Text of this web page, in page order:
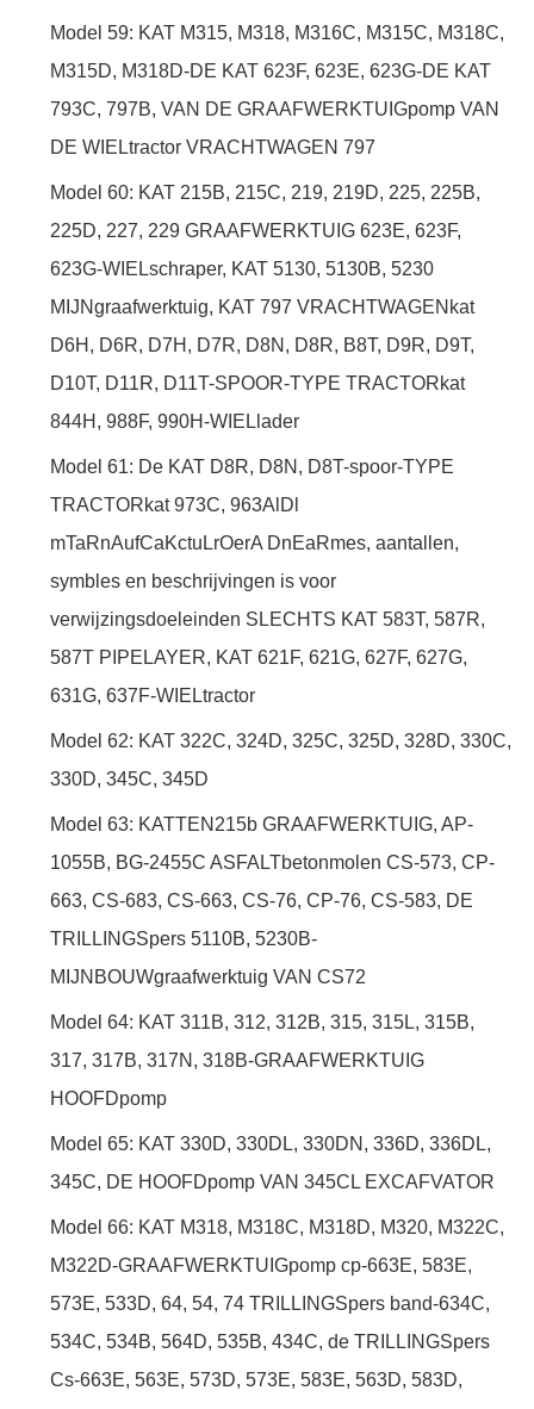
Model 59: KAT M315, M318, M316C, M315C, M318C,
M315D, M318D-DE KAT 623F, 623E, 623G-DE KAT
793C, 797B, VAN DE GRAAFWERKTUIGpomp VAN
DE WIELtractor VRACHTWAGEN 797
Model 60: KAT 215B, 215C, 219, 219D, 225, 225B,
225D, 227, 229 GRAAFWERKTUIG 623E, 623F,
623G-WIELschraper, KAT 5130, 5130B, 5230
MIJNgraafwerktuig, KAT 797 VRACHTWAGENkat
D6H, D6R, D7H, D7R, D8N, D8R, B8T, D9R, D9T,
D10T, D11R, D11T-SPOOR-TYPE TRACTORkat
844H, 988F, 990H-WIELlader
Model 61: De KAT D8R, D8N, D8T-spoor-TYPE
TRACTORkat 973C, 963AlDl
mTaRnAufCaKctuLrOerA DnEaRmes, aantallen,
symbles en beschrijvingen is voor
verwijzingsdoeleinden SLECHTS KAT 583T, 587R,
587T PIPELAYER, KAT 621F, 621G, 627F, 627G,
631G, 637F-WIELtractor
Model 62: KAT 322C, 324D, 325C, 325D, 328D, 330C,
330D, 345C, 345D
Model 63: KATTEN215b GRAAFWERKTUIG, AP-
1055B, BG-2455C ASFALTbetonmolen CS-573, CP-
663, CS-683, CS-663, CS-76, CP-76, CS-583, DE
TRILLINGSpers 5110B, 5230B-
MIJNBOUWgraafwerktuig VAN CS72
Model 64: KAT 311B, 312, 312B, 315, 315L, 315B,
317, 317B, 317N, 318B-GRAAFWERKTUIG
HOOFDpomp
Model 65: KAT 330D, 330DL, 330DN, 336D, 336DL,
345C, DE HOOFDpomp VAN 345CL EXCAFVATOR
Model 66: KAT M318, M318C, M318D, M320, M322C,
M322D-GRAAFWERKTUIGpomp cp-663E, 583E,
573E, 533D, 64, 54, 74 TRILLINGSpers band-634C,
534C, 534B, 564D, 535B, 434C, de TRILLINGSpers
Cs-663E, 563E, 573D, 573E, 583E, 563D, 583D,